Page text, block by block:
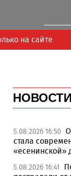
на сайте
НОВОСТИ
5.08.2026 16:50
стала
«есенинской»
5.08.2026 16:41